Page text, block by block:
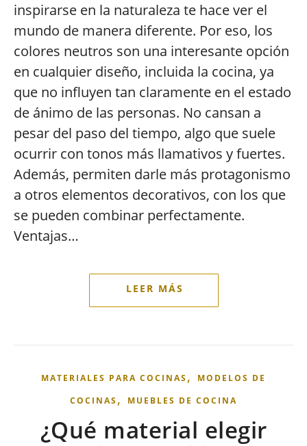
inspirarse en la naturaleza te hace ver el
mundo de manera diferente. Por eso, los
colores neutros son una interesante opción
en cualquier diseño, incluida la cocina, ya
que no influyen tan claramente en el estado
de ánimo de las personas. No cansan a
pesar del paso del tiempo, algo que suele
ocurrir con tonos más llamativos y fuertes.
Además, permiten darle más protagonismo
a otros elementos decorativos, con los que
se pueden combinar perfectamente.
Ventajas…
MATERIALES PARA COCINAS,
MODELOS DE
COCINAS, MUEBLES DE COCINA
¿Qué material elegir